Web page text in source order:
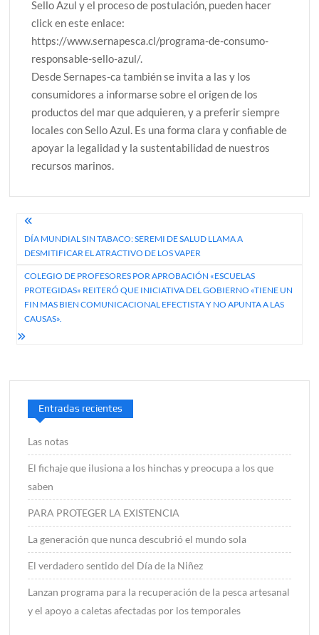
Sello Azul y el proceso de postulación, pueden hacer
click en este enlace:
https://www.sernapesca.cl/programa-de-consumo-
responsable-sello-azul/.
Desde Sernapes-ca también se invita a las y los
consumidores a informarse sobre el origen de los
productos del mar que adquieren, y a preferir siempre
locales con Sello Azul. Es una forma clara y confiable de
apoyar la legalidad y la sustentabilidad de nuestros
recursos marinos.
Navegación
de
entradas
DÍA MUNDIAL SIN TABACO: SEREMI DE SALUD LLAMA A
DESMITIFICAR EL ATRACTIVO DE LOS VAPER
COLEGIO DE PROFESORES POR APROBACIÓN «ESCUELAS
PROTEGIDAS» REITERÓ QUE INICIATIVA DEL GOBIERNO «TIENE UN
FIN MAS BIEN COMUNICACIONAL EFECTISTA Y NO APUNTA A LAS
CAUSAS».
Entradas recientes
Las notas
El fichaje que ilusiona a los hinchas y preocupa a los que
saben
PARA PROTEGER LA EXISTENCIA
La generación que nunca descubrió el mundo sola
El verdadero sentido del Día de la Niñez
Lanzan programa para la recuperación de la pesca artesanal
y el apoyo a caletas afectadas por los temporales